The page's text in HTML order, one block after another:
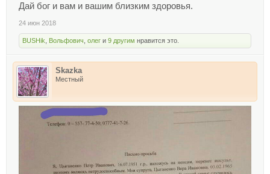
Дай бог и вам и вашим близким здоровья.
24 июн 2018
BUSHik Вольфович олег и 9 другим нравится это.
Skazka
Местный